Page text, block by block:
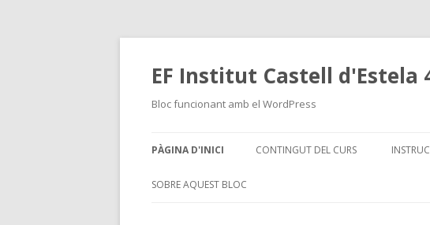
EF Institut Castell d'Estela
Bloc funcionant amb el WordPress
PÀGINA D'INICI CONTINGUT DEL CURS
SOBRE AQUEST BLOC